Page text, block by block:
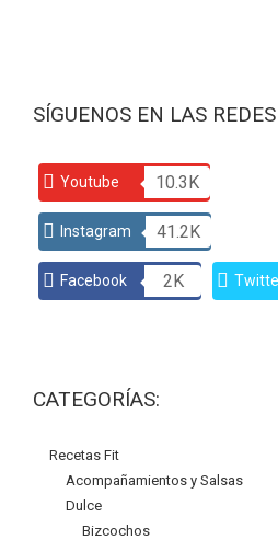
SÍGUENOS EN LAS
Youtube 10.3K
Instagram 41.2K
Facebook 2K
CATEGORÍAS:
Recetas Fit
Acompañamientos y Salsas
Dulce
Bizcochos